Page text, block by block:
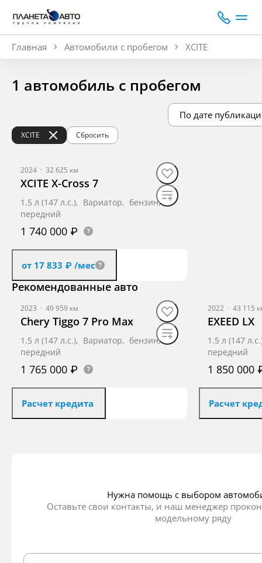
Главная Автомобили с пробегом XCITE
1 автомобиль с пробегом
XCITE Сбросить
По дате
2024 · 32 625 км
XCITE X-Cross 7
1.5 л (147 л.с.), Вариатор, бензин,
передний
1 740 000 ₽
от 17 833 ₽ /мес
Получить предложение
Рекомендованные авто
2023 · 49 959 км
Chery Tiggo 7 Pro Max
1.5 л (147 л.с.), Вариатор, бензин,
передний
1 765 000 ₽
Расчет кредита
2022 · 43 115
EXEED LX
1.5 л (147
передний
1 850 000
Расчет
Нужна помощь с выбором
Оставьте свои контакты, и наш менеджер
модельному ряду